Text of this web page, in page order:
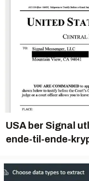
USA ber Signal
ende-til-ende-